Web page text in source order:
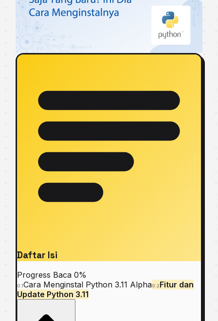
Daftar Isi
Progress Baca 0%
0.1Cаrа Mеngіnѕtаl Pуthоn 3.11 Alpha0.2Fіtur dаn
Uрdаtе Pуthоn 3.11